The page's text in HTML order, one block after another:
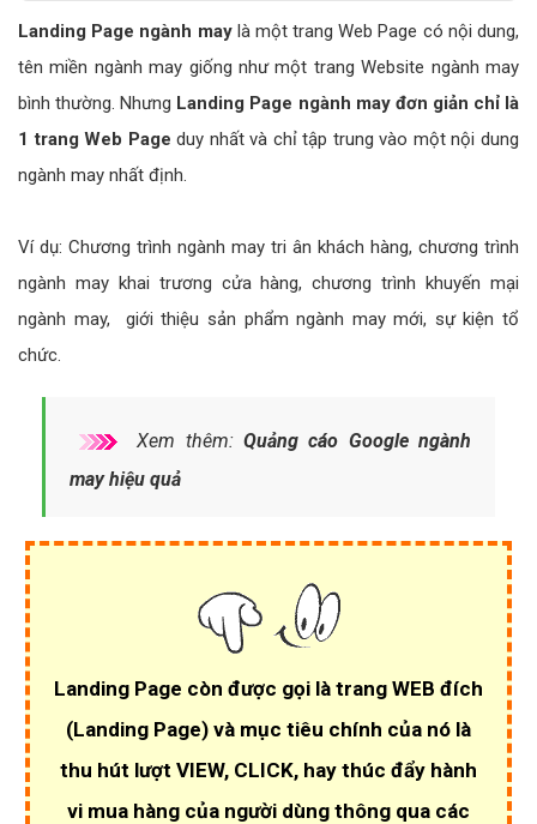
Landing Page ngành maylà một trang Web Page có nội dung,
tên miền ngành may giống như một trang Website ngành may
bình thường. Nhưng Landing Page ngành may đơn giản chỉ là
1 trang Web Page duy nhất và chỉ tập trung vào một nội dung
ngành may nhất định.
Ví dụ: Chương trình ngành may tri ân khách hàng, chương trình
ngành may khai trương cửa hàng, chương trình khuyến mại
ngành may, giới thiệu sản phẩm ngành may mới, sự kiện tổ
chức.
Xem thêm: Quảng cáo Google ngành
may hiệu quả
Landing Page còn được gọi là trang WEB đích
(Landing Page) và mục tiêu chính của nó là
thu hút lượt VIEW, CLICK, hay thúc đẩy hành
vi mua hàng của người dùng thông qua các